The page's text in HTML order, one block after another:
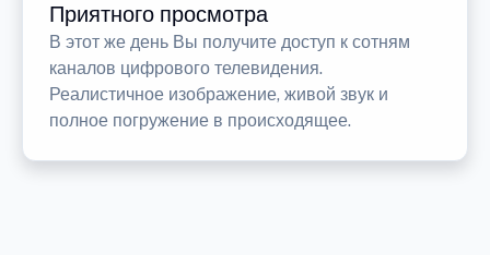
Приятного просмотра
В этот же день Вы получите доступ к сотням
каналов цифрового телевидения.
Реалистичное изображение, живой звук и
полное погружение в происходящее.